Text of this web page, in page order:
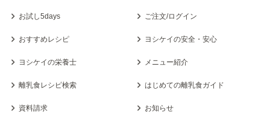
お試し5days ご注文/ログイン
おすすめレシピ ヨシケイの安全・安心
ヨシケイの栄養士 メニュー紹介
離乳食レシピ検索 はじめての離乳食ガイド
資料請求 お知らせ